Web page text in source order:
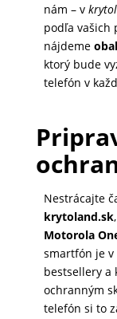
nám – v
podľa vašich
nájdeme
ktorý bude
telefón v
Nestrácajte
krytoland.sk
Motorola
smartfón je v
bestsellery a
ochranným
telefón si to